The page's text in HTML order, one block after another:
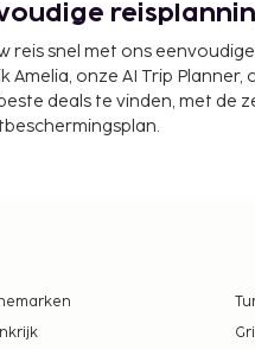
reis snel met ons
Amelia, onze AI Trip
deals te vinden, met de